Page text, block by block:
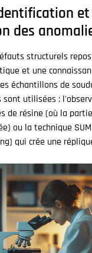
des
structurels
et une
échantillons de
sont utilisées :
de résine (où la
ou la technique
qui crée une